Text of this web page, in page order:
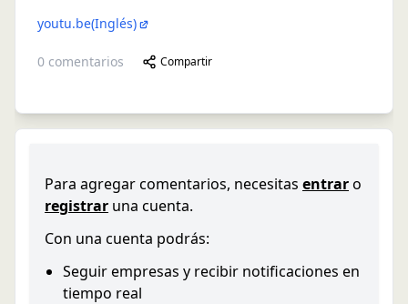
youtu.be(Inglés)
0 comentarios Compartir
Para agregar comentarios, necesitas entraro
registrar una cuenta.
Con una cuenta podrás:
Seguir empresas y recibir notificaciones en
tiempo real